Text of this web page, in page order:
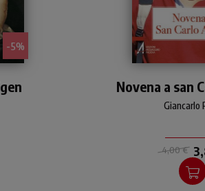
- 5%
Acutis, un
breve e intensa,
Giancarlo
Novena a san
4,00 €